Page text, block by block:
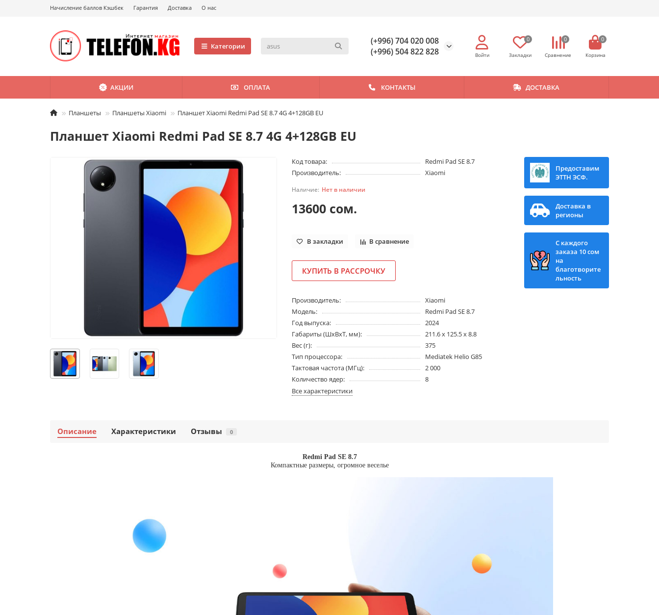
Начисление баллов Кэшбек Гарантия Доставка О нас
Категории
(+996) 704 020 008
(+996) 504 822 828
0 0 0
АКЦИИ ОПЛАТА КОНТАКТЫ ДОСТАВКА
Планшеты Планшеты Xiaomi Планшет Xiaomi Redmi Pad SE 8.7 4G 4+128GB EU
Планшет Xiaomi Redmi Pad SE 8.7 4G 4+128GB EU
Код товара:
Redmi Pad SE 8.7
Производитель:
Xiaomi
Нет в наличии
13600 сом.
В закладки В сравнение
КУПИТЬ В РАССРОЧКУ
Производитель:
Xiaomi
Модель:
Redmi Pad SE 8.7
Год выпуска:
2024
Габариты (ШхВхТ, мм):
211.6 x 125.5 x 8.8
Вес (г):
375
Тип процессора:
Mediatek Helio G85
Тактовая частота (МГц):
2 000
Количество ядер:
8
Все характеристики
Предоставим
ЭТТН ЭСФ.
Доставка в
регионы
С каждого
заказа 10 сом
на
благотворите
льность
Описание Характеристики Отзывы 0
Redmi Pad SE 8.7
Компактные размеры, огромное веселье